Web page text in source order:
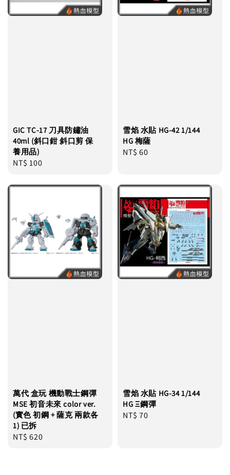
GIC TC-17 刀具防鏽油
40ml (斜口鉗 斜口剪 保
養用品)
Regular
NT$ 100
雪焰 水貼 HG-42 1/144
HG 梅薩
Regular
NT$ 60
萬代 盒玩 機動戰士鋼彈
MSE 初音未來 color ver.
(實色 初鋼 + 薩克 兩款各
1) 已拆
Regular
NT$ 620
雪焰 水貼 HG-34 1/144
HG Ξ鋼彈
Regular
NT$ 70